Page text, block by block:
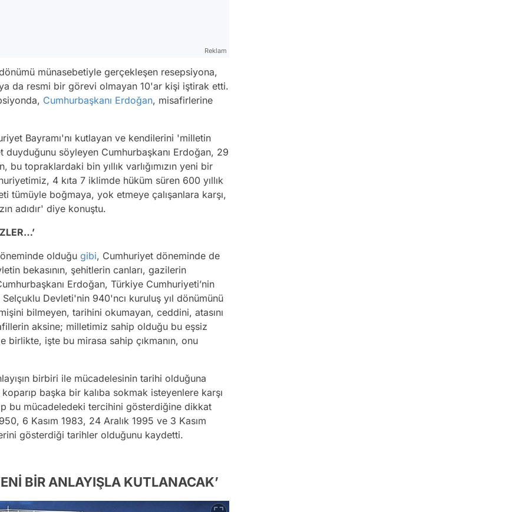
Reklam
münasebetiyle gerçekleşen resepsiyona,
da resmi bir görevi olmayan 10'ar kişi iştirak etti.
Cumhurbaşkanı Erdoğan, misafirlerine
Bayramı'nı kutlayan ve kendilerini 'milletin
söyleyen Cumhurbaşkanı Erdoğan, 29
topraklardaki bin yıllık varlığımızın yeni bir
4 kıta 7 iklimde hüküm süren 600 yıllık
tümüyle boğmaya, yok etmeye çalışanlara karşı,
adıdır' diye konuştu.
olduğu gibi, Cumhuriyet döneminde de
bekasının, şehitlerin canları, gazilerin
Erdoğan, Türkiye Cumhuriyeti’nin
Devleti'nin 940'ncı kuruluş yıl dönümünü
bilmeyen, tarihini okumayan, ceddini, atasını
aksine; milletimiz sahip olduğu bu eşsiz
birlikte, işte bu mirasa sahip çıkmanın, onu
birbiri ile mücadelesinin tarihi olduğuna
başka bir kalıba sokmak isteyenlere karşı
bu mücadeledeki tercihini gösterdiğine dikkat
6 Kasım 1983, 24 Aralık 1995 ve 3 Kasım
gösterdiği tarihler olduğunu kaydetti.
BİR ANLAYIŞLA KUTLANACAK’